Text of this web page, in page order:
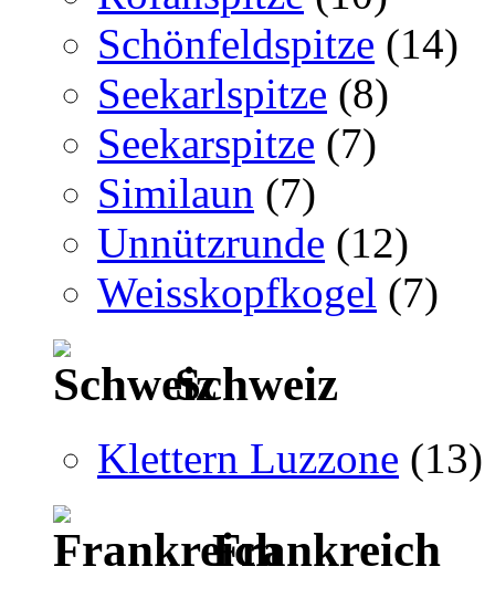
Schönfeldspitze (14)
Seekarlspitze (8)
Seekarspitze (7)
Similaun (7)
Unnützrunde (12)
Weisskopfkogel (7)
Schweiz
Klettern Luzzone (13)
Frankreich